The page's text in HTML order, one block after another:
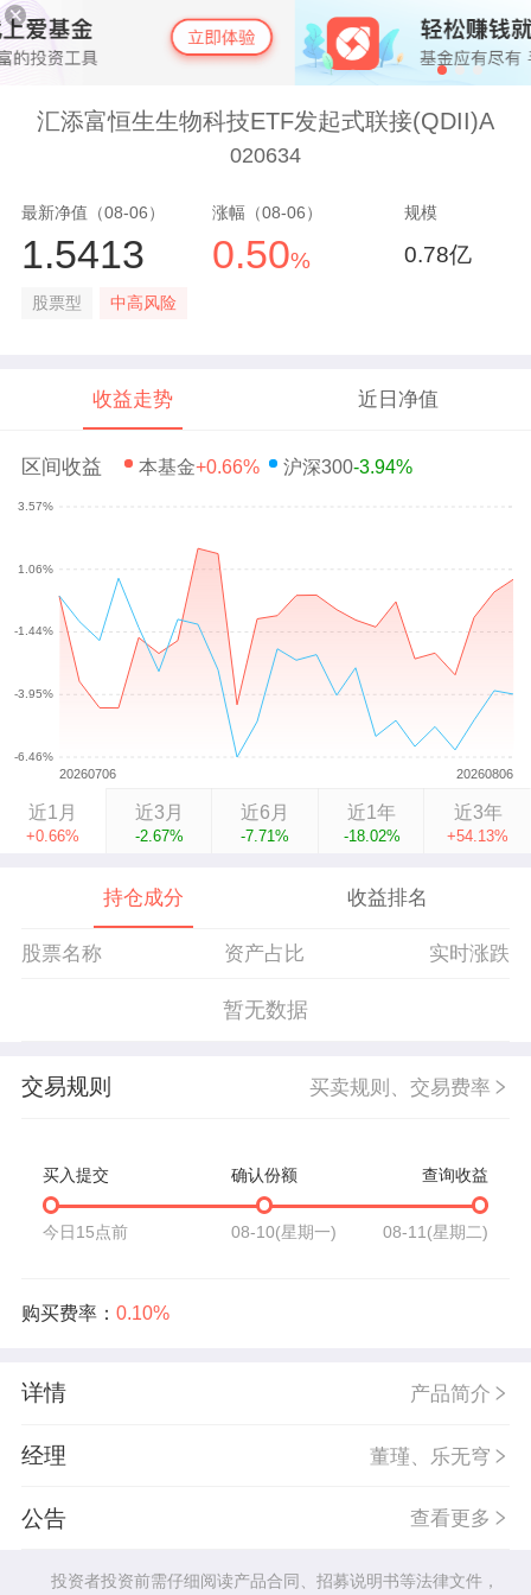
汇添富恒生生物科技ETF发起式联接(QDII)A
020634
最新净值（08-06）
1.5413
涨幅（08-06）
0.50%
规模
0.78亿
股票型 中高风险
收益走势 近日净值
区间收益 本基金+0.66% 沪深300-3.94%
近1月
+0.66%
近3月
-2.67%
近6月
-7.71%
近1年
-18.02%
近3年
+54.13%
持仓成分 收益排名
股票名称 资产占比 实时涨跌
暂无数据
交易规则 买卖规则、交易费率
买入提交 确认份额 查询收益
今日15点前 08-10(星期一) 08-11(星期二)
购买费率： 0.10%
详情 产品简介
经理 董瑾、乐无穹
公告 查看更多
投资者投资前需仔细阅读产品合同、招募说明书等法律文件，